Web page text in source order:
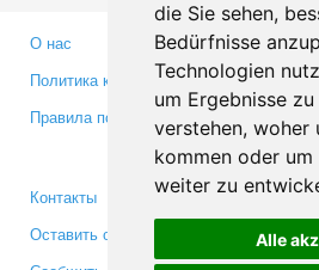
die Sie sehen,
Bedürfnisse
Technologien
um Ergebnisse
verstehen, woher
kommen oder um
weiter zu
Alle
О нас
Политика конфиденциальности
Правила пользования
Контакты
Оставить отзыв